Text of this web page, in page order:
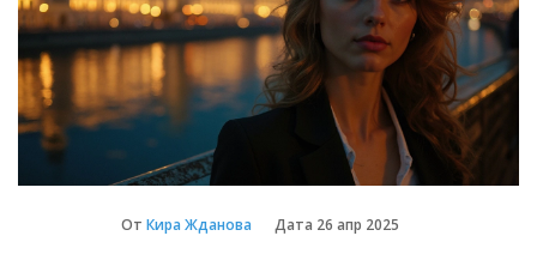
От Кира Жданова Дата 26 апр 2025